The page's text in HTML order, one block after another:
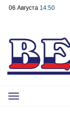
06 Августа 14:50
Toggle